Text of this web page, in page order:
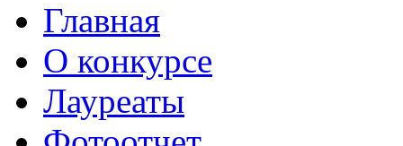
Главная
О конкурсе
Лауреаты